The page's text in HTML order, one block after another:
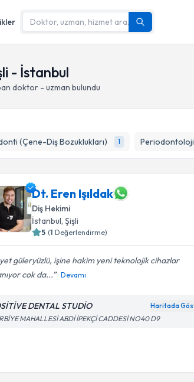
- İstanbul
doktor - uzman bulundu
(Çene-Diş Bozuklukları) 1 Periodontoloji
Dt. Eren Işıldak
Diş Hekimi
İstanbul, Şişli
5 (1 Değerlendirme)
güleryüzlü, işine hakim yeni teknolojik cihazlar
cok da...
Devamı
DENTAL STUDİO Haritada
MAHALLESİ ABDİ İPEKÇİ CADDESİ NO40 D9